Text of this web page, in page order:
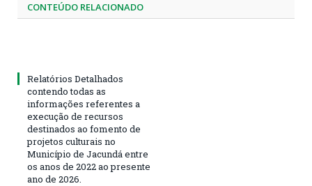
CONTEÚDO RELACIONADO
Relatórios Detalhados
contendo todas as
informações referentes a
execução de recursos
destinados ao fomento de
projetos culturais no
Município de Jacundá entre
os anos de 2022 ao presente
ano de 2026.